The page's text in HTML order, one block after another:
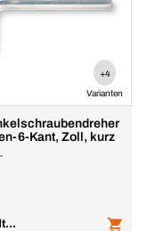
+4
Varianten
6-Kant, Zoll, kurz